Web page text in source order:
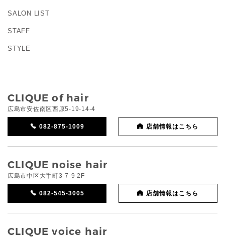
SALON LIST
STAFF
STYLE
CLIQUE of hair
広島市安佐南区西原5-19-14-4
082-875-1009 店舗情報はこちら
CLIQUE noise hair
広島市中区大手町3-7-9 2F
082-545-3005 店舗情報はこちら
CLIQUE voice hair